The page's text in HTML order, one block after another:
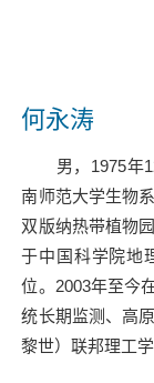
何永涛
男，1975年12
南师范大学生物
双版纳热带植物
于中国科学院地
位。2003年至今
统长期监测、高
黎世）联邦理工